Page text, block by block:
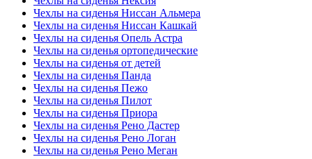
Чехлы на сиденья Ниссан Альмера
Чехлы на сиденья Ниссан Кашкай
Чехлы на сиденья Опель Астра
Чехлы на сиденья ортопедические
Чехлы на сиденья от детей
Чехлы на сиденья Панда
Чехлы на сиденья Пежо
Чехлы на сиденья Пилот
Чехлы на сиденья Приора
Чехлы на сиденья Рено Дастер
Чехлы на сиденья Рено Логан
Чехлы на сиденья Рено Меган